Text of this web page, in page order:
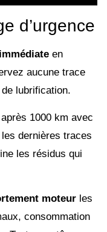
d’urgence
en
aucune trace
lubrification.
après 1000 km avec
dernières traces
les résidus qui
moteur les
consommation